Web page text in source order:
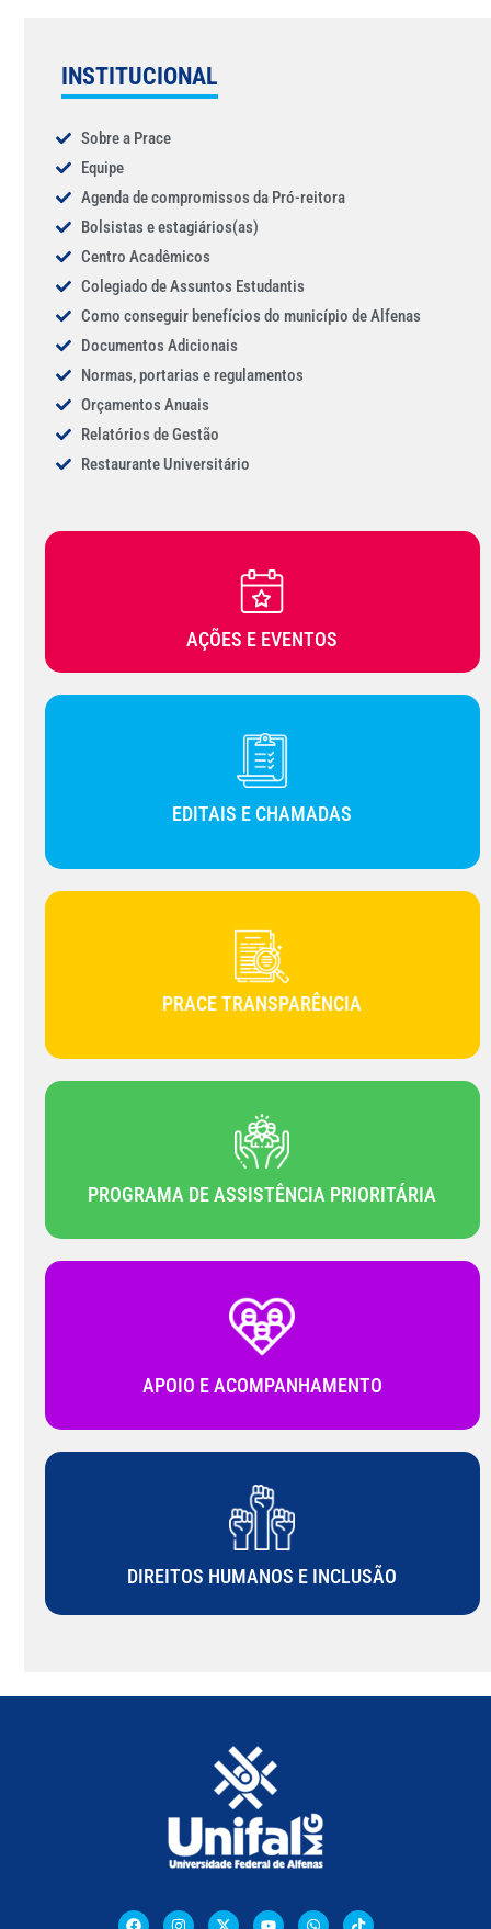
INSTITUCIONAL
Sobre a Prace
Equipe
Agenda de compromissos da Pró-reitora
Bolsistas e estagiários(as)
Centro Acadêmicos
Colegiado de Assuntos Estudantis
Como conseguir benefícios do município de Alfenas
Documentos Adicionais
Normas, portarias e regulamentos
Orçamentos Anuais
Relatórios de Gestão
Restaurante Universitário
AÇÕES E EVENTOS
EDITAIS E CHAMADAS
PRACE TRANSPARÊNCIA
PROGRAMA DE ASSISTÊNCIA PRIORITÁRIA
APOIO E ACOMPANHAMENTO
DIREITOS HUMANOS E INCLUSÃO